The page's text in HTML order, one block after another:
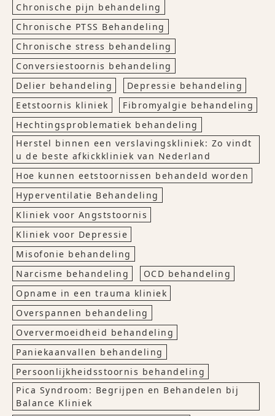
Chronische pijn behandeling
Chronische PTSS Behandeling
Chronische stress behandeling
Conversiestoornis behandeling
Delier behandeling
Depressie behandeling
Eetstoornis kliniek
Fibromyalgie behandeling
Hechtingsproblematiek behandeling
Herstel binnen een verslavingskliniek: Zo vindt
u de beste afkickkliniek van Nederland
Hoe kunnen eetstoornissen behandeld worden
Hyperventilatie Behandeling
Kliniek voor Angststoornis
Kliniek voor Depressie
Misofonie behandeling
Narcisme behandeling
OCD behandeling
Opname in een trauma kliniek
Overspannen behandeling
Oververmoeidheid behandeling
Paniekaanvallen behandeling
Persoonlijkheidsstoornis behandeling
Pica Syndroom: Begrijpen en Behandelen bij
Balance Kliniek